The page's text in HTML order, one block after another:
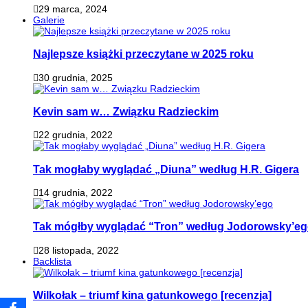
29 marca, 2024
Galerie
Najlepsze książki przeczytane w 2025 roku
30 grudnia, 2025
Kevin sam w… Związku Radzieckim
22 grudnia, 2022
Tak mogłaby wyglądać „Diuna” według H.R. Gigera
14 grudnia, 2022
Tak mógłby wyglądać “Tron” według
28 listopada, 2022
Backlista
Wilkołak – triumf kina gatunkowego [recenzja]